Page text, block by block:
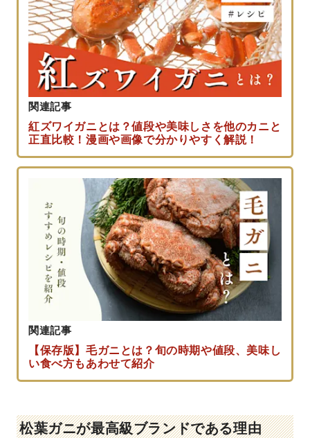
関連記事
紅ズワイガニとは？値段や美味しさを他のカニと
正直比較！漫画や画像で分かりやすく解説！
関連記事
【保存版】毛ガニとは？旬の時期や値段、美味し
い食べ方もあわせて紹介
松葉ガニが最高級ブランドである理由